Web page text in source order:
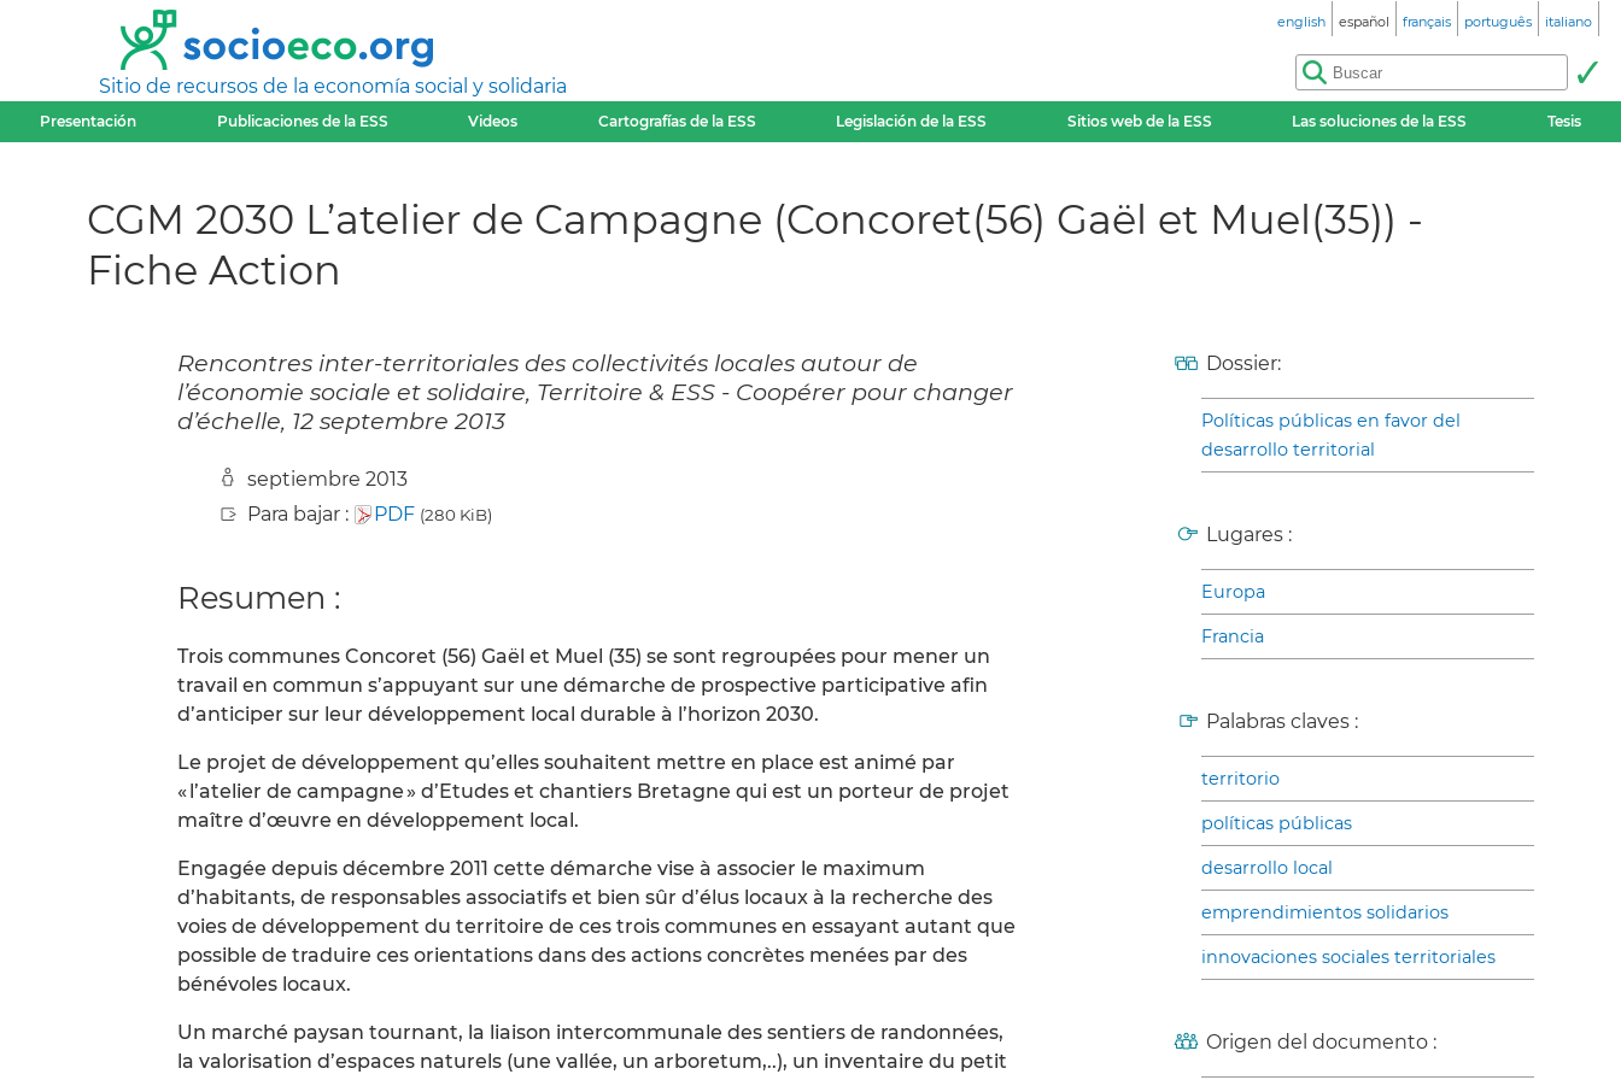
Sitio de recursos de la economía social y solidaria
english español français português italiano
Presentación Publicaciones de la ESS Videos Cartografías de la ESS Legislación de la ESS Sitios web de la ESS Las soluciones de la ESS Tesis
CGM 2030 L’atelier de Campagne (Concoret(56) Gaël et Muel(35)) -
Fiche Action
Rencontres inter-territoriales des collectivités locales autour de
l’économie sociale et solidaire, Territoire & ESS - Coopérer pour changer
d’échelle, 12 septembre 2013
septiembre 2013
Para bajar :
PDF (280 KiB)
Resumen :
Trois communes Concoret (56) Gaël et Muel (35) se sont regroupées pour mener un
travail en commun s’appuyant sur une démarche de prospective participative afin
d’anticiper sur leur développement local durable à l’horizon 2030.
Le projet de développement qu’elles souhaitent mettre en place est animé par
« l’atelier de campagne » d’Etudes et chantiers Bretagne qui est un porteur de projet
maître d’œuvre en développement local.
Engagée depuis décembre 2011 cette démarche vise à associer le maximum
d’habitants, de responsables associatifs et bien sûr d’élus locaux à la recherche des
voies de développement du territoire de ces trois communes en essayant autant que
possible de traduire ces orientations dans des actions concrètes menées par des
bénévoles locaux.
Un marché paysan tournant, la liaison intercommunale des sentiers de randonnées,
la valorisation d’espaces naturels (une vallée, un arboretum,..), un inventaire du petit
Dossier:
Políticas públicas en favor del
desarrollo territorial
Lugares :
Europa
Francia
Palabras claves :
territorio
políticas públicas
desarrollo local
emprendimientos solidarios
innovaciones sociales territoriales
Origen del documento :